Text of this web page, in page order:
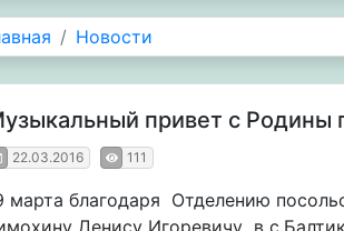
Новости
привет с Родины
22.03.2016 111
марта благодаря Отделению
Денису Игоревичу в